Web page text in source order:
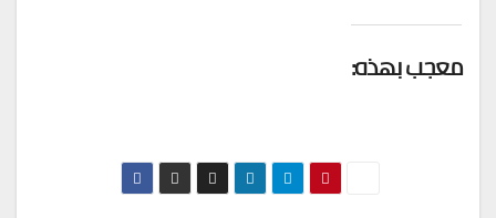
معجب بهذه: